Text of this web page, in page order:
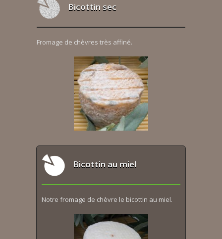
Bicottin sec
Fromage de chèvres très affiné.
Bicottin au miel
Notre fromage de chèvre le bicottin au miel.